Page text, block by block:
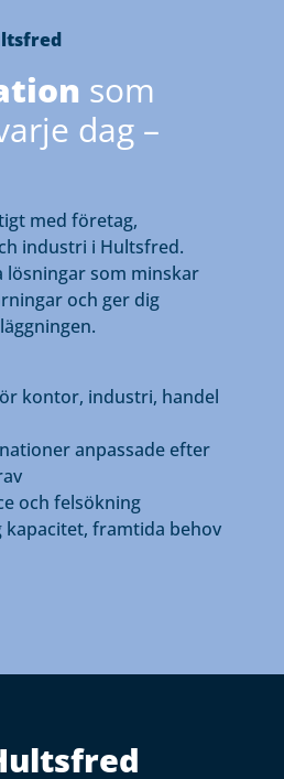
som
dag –
med företag,
industri i Hultsfred.
lösningar som minskar
och ger dig
kontor, industri, handel
anpassade efter
och felsökning
kapacitet, framtida behov